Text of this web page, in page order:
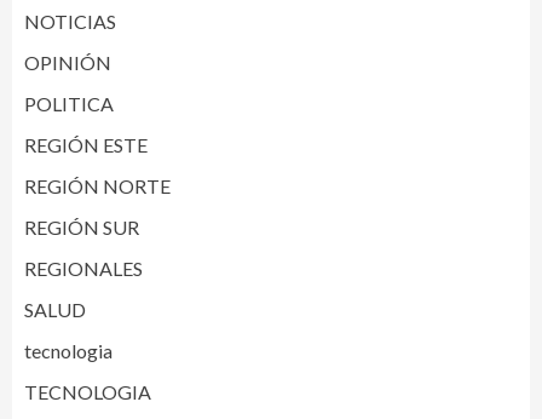
NOTICIAS
OPINIÓN
POLITICA
REGIÓN ESTE
REGIÓN NORTE
REGIÓN SUR
REGIONALES
SALUD
tecnologia
TECNOLOGIA